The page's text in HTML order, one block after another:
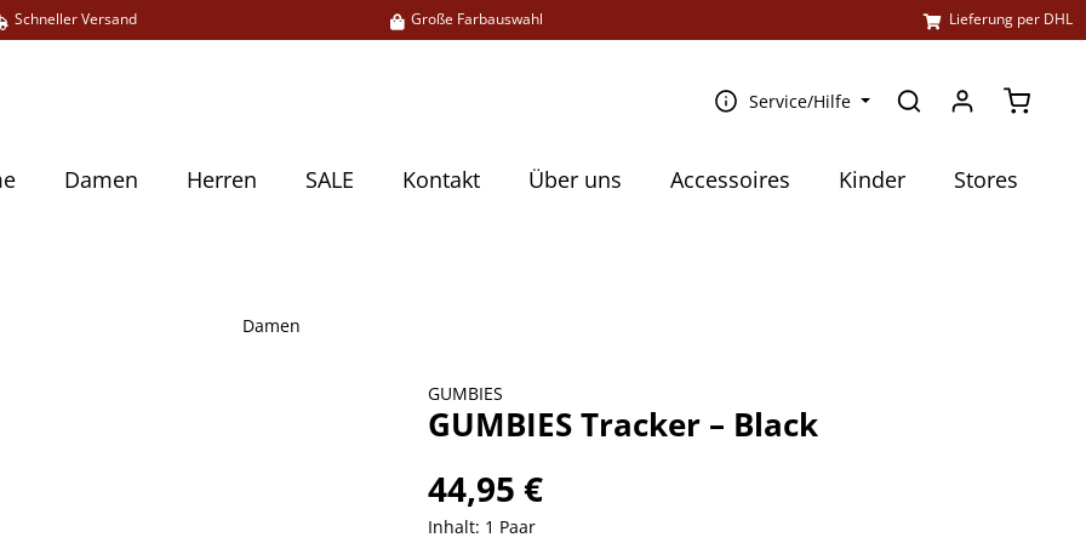
Schneller Versand Große Farbauswahl Lieferung per DHL
Service/Hilfe
Damen Herren SALE Kontakt Über uns Accessoires Kinder Stores
Damen
GUMBIES
GUMBIES Tracker – Black
44,95 €
Inhalt: 1 Paar